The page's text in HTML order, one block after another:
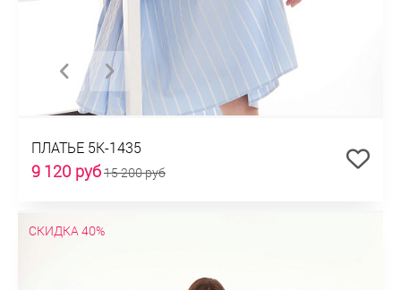
ПЛАТЬЕ 5К-1435
9 120 руб15 200 руб
СКИДКА 40%